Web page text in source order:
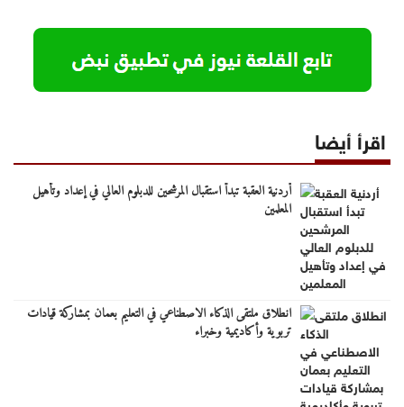
اقرأ أيضا
أردنية العقبة تبدأ استقبال المرشحين للدبلوم العالي في إعداد وتأهيل
المعلمين
انطلاق ملتقى الذكاء الاصطناعي في التعليم بعمان بمشاركة قيادات
تربوية وأكاديمية وخبراء